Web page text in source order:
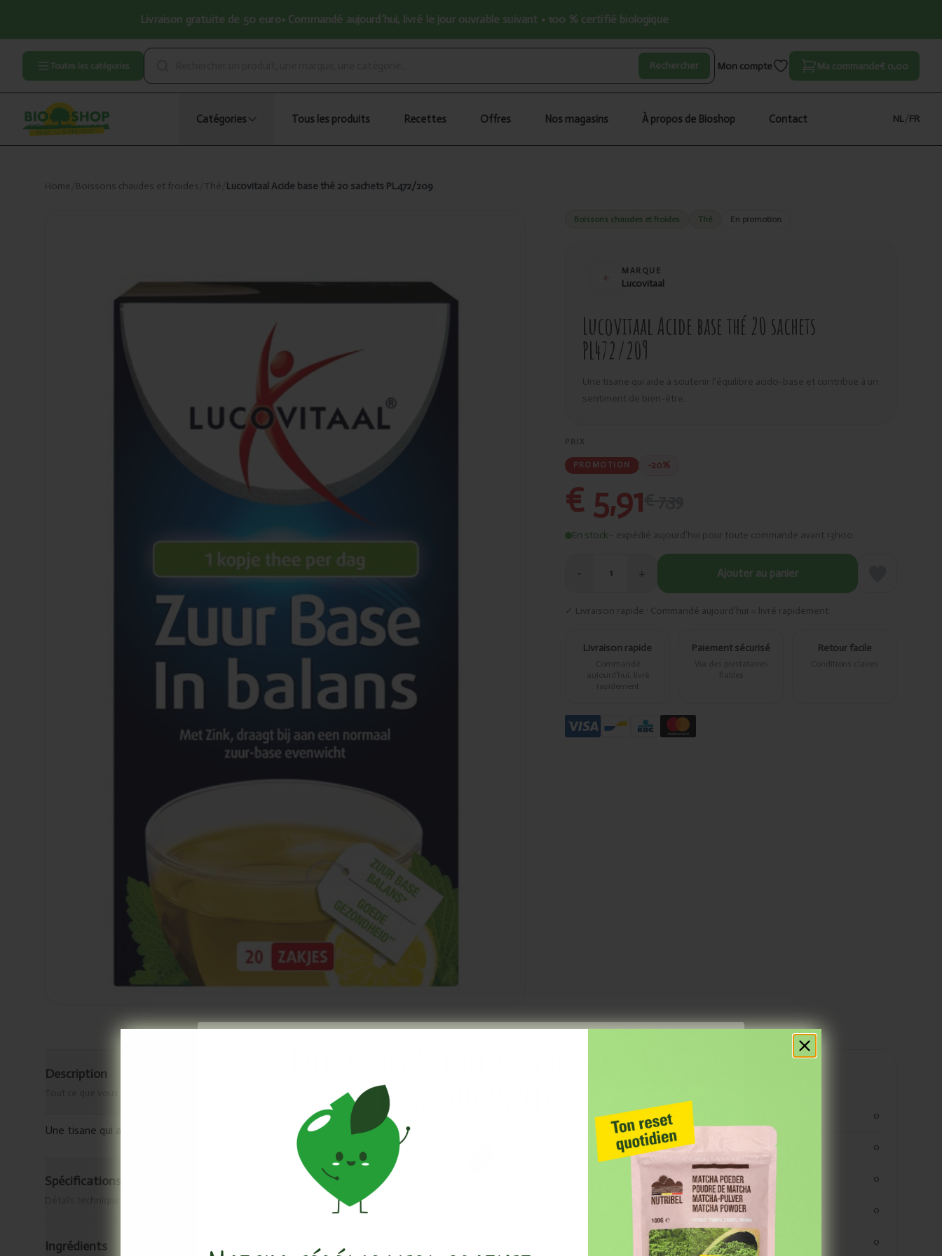
Livraison gratuite de 50 euro• Commandé aujourd’hui, livré le jour ouvrable suivant • 100 % certifié biologique
Toutes les catégories Rechercher Mon compte Ma commande€ 0,00
Catégories Tous les produits Recettes Offres Nos magasins À propos de Bioshop Contact NL FR
Home Boissons chaudes et froides Thé Lucovitaal Acide base thé 20 sachets PL472/209
Boissons chaudes et froides Thé En promotion
MARQUE
Lucovitaal
Lucovitaal Acide base thé 20 sachets
PL472/209
Une tisane qui aide à soutenir l’équilibre acido-base et contribue à un
sentiment de bien-être.
PRIX
PROMOTION -20%
€ 5,91
En stock– expédié aujourd’hui pour toute commande avant 13h00
− 1 + Ajouter au panier
✓ Livraison rapide · Commandé aujourd’hui = livré rapidement
Livraison rapide
Commandé
aujourd’hui, livré
rapidement
Paiement sécurisé
Via des prestataires
fiables
Retour facile
Conditions claires
Description
Une tisane qui aide à soutenir l’équilibre acido-base et contribue à un sentiment de bien-être.
Spécifications & origine
Ingrédients
kjoule 0
kcal 0
vetten 0
verzadigde vetten 0
koolhydraten 0
promotionnelles